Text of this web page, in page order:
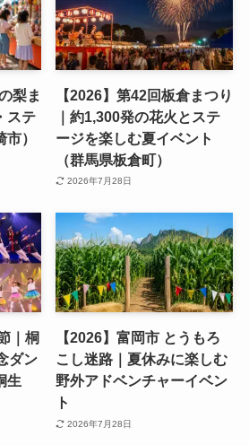
梨ま
ステ
）
【2026】第42回板倉まつり
｜約1,300発の花火とステ
ージを楽しむ夏イベント
（群馬県板倉町）
2026年7月28日
｜桐
ダン
生
【2026】富岡市 とうもろ
こし迷路｜夏休みに楽しむ
野外アドベンチャーイベン
ト
2026年7月28日